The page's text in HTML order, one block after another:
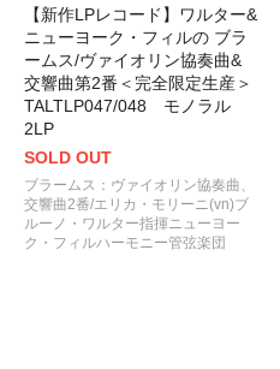
【新作LPレコード】ワルター&
ニューヨーク・フィルの ブラ
ームス/ヴァイオリン協奏曲&
交響曲第2番＜完全限定生産＞
TALTLP047/048 モノラル
2LP
SOLD OUT
ブラームス：ヴァイオリン協奏曲、
交響曲2番/エリカ・モリーニ(vn)ブ
ルーノ・ワルター指揮ニューヨー
ク・フィルハーモニー管弦楽団